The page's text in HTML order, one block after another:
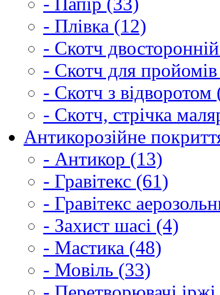
- Плівка (12)
- Скотч
- Скотч для
- Скотч з відворотом
- Скотч, стрічка
Антикорозійне
- Антикор (13)
- Гравітекс (61)
- Гравітекс
- Захист шасі (4)
- Мастика (48)
- Мовіль (33)